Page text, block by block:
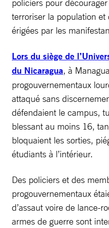
policiers pour
terroriser la population
érigées par les
Lors du siège de
du Nicaragua, à
progouvernementaux
attaqué sans
défendaient le campus,
blessant au moins 16,
bloquaient les sorties,
étudiants à l’intérieur.
Des policiers et des
progouvernementaux
d’assaut voire de lance-
armes de guerre sont